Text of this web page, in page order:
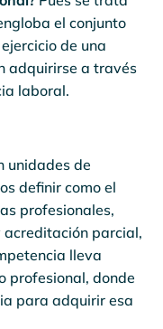
el conjunto
de una
adquirirse a través
laboral.
unidades de
definir como el
profesionales,
acreditación parcial,
lleva
profesional, donde
para adquirir esa